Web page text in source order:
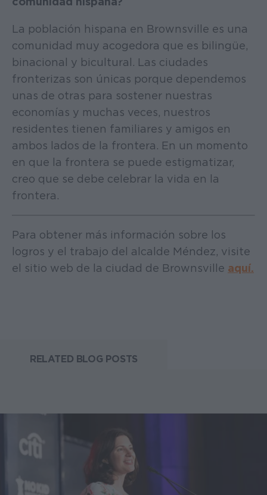
La población hispana en Brownsville es una
comunidad muy acogedora que es bilingüe,
binacional y bicultural. Las ciudades
fronterizas son únicas porque dependemos
unas de otras para sostener nuestras
economías y muchas veces, nuestros
residentes tienen familiares y amigos en
ambos lados de la frontera. En un momento
en que la frontera se puede estigmatizar,
creo que se debe celebrar la vida en la
frontera.
Para obtener más información sobre los
logros y el trabajo del alcalde Méndez, visite
el sitio web de la ciudad de Brownsville aquí.
RELATED BLOG POSTS